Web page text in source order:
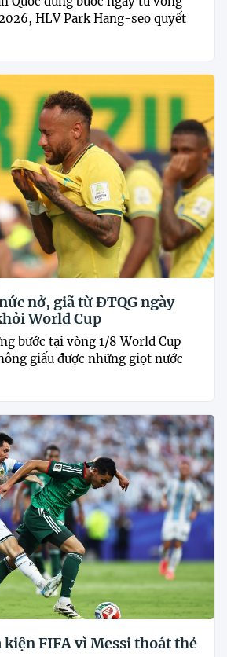
HLV Park Hang-seo quyết
nở, giã từ ĐTQG ngày
World Cup
bước tại vòng 1/8 World Cup
giấu được những giọt nước
FIFA vì Messi thoát thẻ